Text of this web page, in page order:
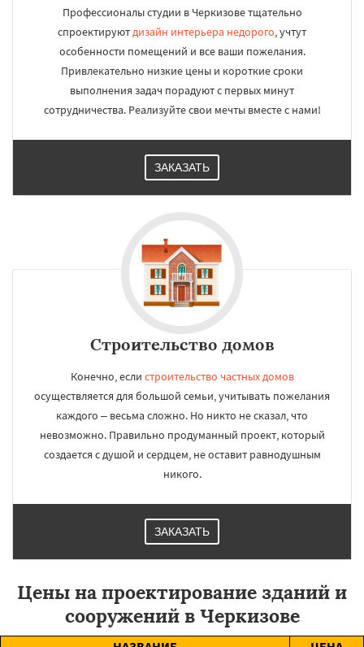
Профессионалы студии в Черкизове тщательно
спроектируютдизайн интерьера недорого, учтут
особенности помещений и все ваши пожелания.
Привлекательно низкие цены и короткие сроки
выполнения задач порадуют с первых минут
сотрудничества. Реализуйте свои мечты вместе с нами!
ЗАКАЗАТЬ
Строительство домов
Конечно, если строительство частных домов
осуществляется для большой семьи, учитывать пожелания
каждого – весьма сложно. Но никто не сказал, что
невозможно. Правильно продуманный проект, который
создается с душой и сердцем, не оставит равнодушным
никого.
ЗАКАЗАТЬ
Цены на проектирование зданий и
сооружений в Черкизове